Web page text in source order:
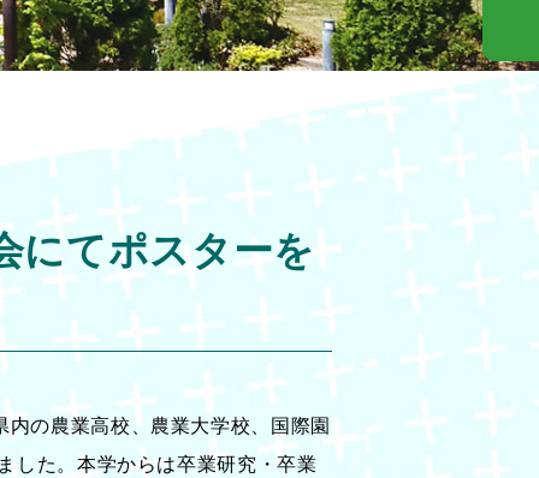
にてポスターを
の農業高校、農業大学校、国際園
した。本学からは卒業研究・卒業